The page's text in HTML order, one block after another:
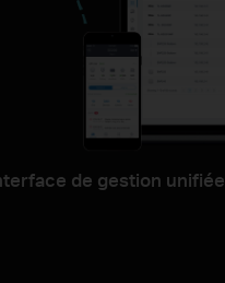
de gestion unifiée